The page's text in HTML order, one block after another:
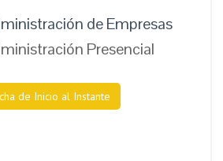
de Empresas
Presencial
de Inicio al Instante